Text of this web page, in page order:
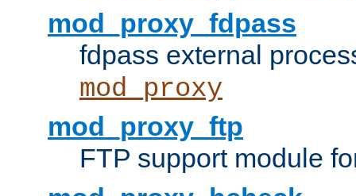
mod_proxy_fdpass
fdpass external
mod_proxy
mod_proxy_ftp
FTP support module